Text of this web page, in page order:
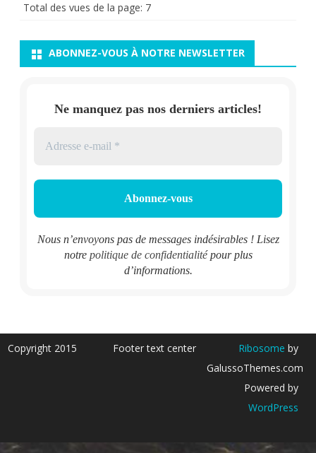
Total des vues de la page: 7
ABONNEZ-VOUS À NOTRE NEWSLETTER
Ne manquez pas nos derniers articles!
Nous n’envoyons pas de messages indésirables ! Lisez
notre politique de confidentialitépour plus
d’informations.
Copyright 2015 Footer text center Ribosome by
GalussoThemes.com
Powered by
WordPress